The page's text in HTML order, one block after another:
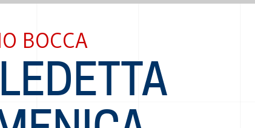
BOCCA